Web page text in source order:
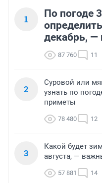
1
По погоде
декабрь, —
87 760 11
2
Суровой или
узнать по
приметы
78 480 12
3
Какой будет
августа, —
57 881 14